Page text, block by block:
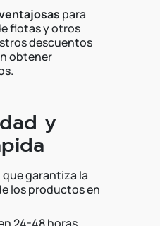
para
flotas y otros
descuentos
obtener
y
garantiza la
los productos en